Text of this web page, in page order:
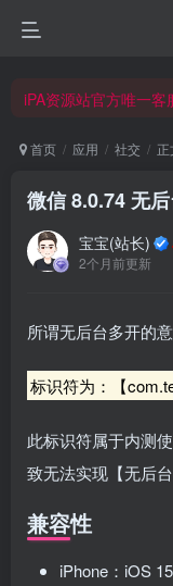
iPA资源站官方唯一客
iPA资源站官方唯一
首页 应用 社交 正
微信 8.0.74 无
宝宝(站长)
2个月前更新
所谓无后台多开的
标识符为：【
此标识符属于内测
致无法实现【无后
兼容性
iPhone：iOS